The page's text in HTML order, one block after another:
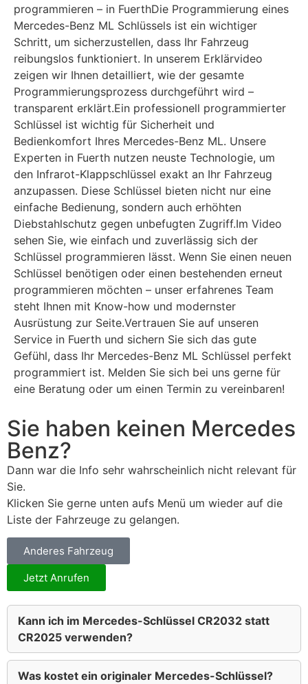
programmieren – in FuerthDie Programmierung eines
Mercedes-Benz ML Schlüssels ist ein wichtiger
Schritt, um sicherzustellen, dass Ihr Fahrzeug
reibungslos funktioniert. In unserem Erklärvideo
zeigen wir Ihnen detailliert, wie der gesamte
Programmierungsprozess durchgeführt wird –
transparent erklärt.Ein professionell programmierter
Schlüssel ist wichtig für Sicherheit und
Bedienkomfort Ihres Mercedes-Benz ML. Unsere
Experten in Fuerth nutzen neuste Technologie, um
den Infrarot-Klappschlüssel exakt an Ihr Fahrzeug
anzupassen. Diese Schlüssel bieten nicht nur eine
einfache Bedienung, sondern auch erhöhten
Diebstahlschutz gegen unbefugten Zugriff.Im Video
sehen Sie, wie einfach und zuverlässig sich der
Schlüssel programmieren lässt. Wenn Sie einen neuen
Schlüssel benötigen oder einen bestehenden erneut
programmieren möchten – unser erfahrenes Team
steht Ihnen mit Know-how und modernster
Ausrüstung zur Seite.Vertrauen Sie auf unseren
Service in Fuerth und sichern Sie sich das gute
Gefühl, dass Ihr Mercedes-Benz ML Schlüssel perfekt
programmiert ist. Melden Sie sich bei uns gerne für
eine Beratung oder um einen Termin zu vereinbaren!
Sie haben keinen Mercedes
Benz?
Dann war die Info sehr wahrscheinlich nicht relevant für
Sie.
Klicken Sie gerne unten aufs Menü um wieder auf die
Liste der Fahrzeuge zu gelangen.
Anderes Fahrzeug
Jetzt Anrufen
Kann ich im Mercedes-Schlüssel CR2032 statt
CR2025 verwenden?
Was kostet ein originaler Mercedes-Schlüssel?